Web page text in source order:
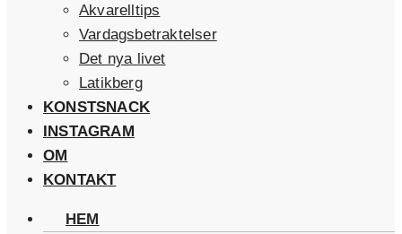
Akvarelltips
Vardagsbetraktelser
Det nya livet
Latikberg
KONSTSNACK
INSTAGRAM
OM
KONTAKT
HEM